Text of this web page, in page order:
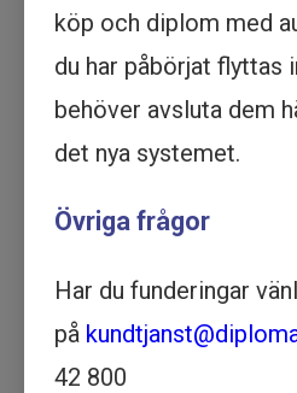
Prova ett
Utbildning online
Motsvarar ½ dag lärarledd
Beskrivning
Få kunskap om
köp och diplom med
du har påbörjat flyttas
behöver avsluta dem
det nya systemet.
Övriga frågor
Har du funderingar
på
42 800